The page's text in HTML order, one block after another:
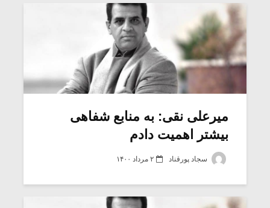
میرعلی نقی: به منابع شفاهی
بیشتر اهمیت دادم
سجاد پورقناد ۲ مرداد ۱۴۰۰